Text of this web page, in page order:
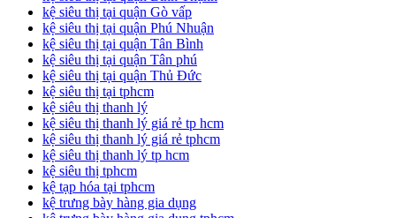
kệ siêu thị tại quận Gò vấp
kệ siêu thị tại quận Phú Nhuận
kệ siêu thị tại quận Tân Bình
kệ siêu thị tại quận Tân phú
kệ siêu thị tại quận Thủ Đức
kệ siêu thị tại tphcm
kệ siêu thị thanh lý
kệ siêu thị thanh lý giá rẻ tp hcm
kệ siêu thị thanh lý giá rẻ tphcm
kệ siêu thị thanh lý tp hcm
kệ siêu thị tphcm
kệ tạp hóa tại tphcm
kệ trưng bày hàng gia dụng